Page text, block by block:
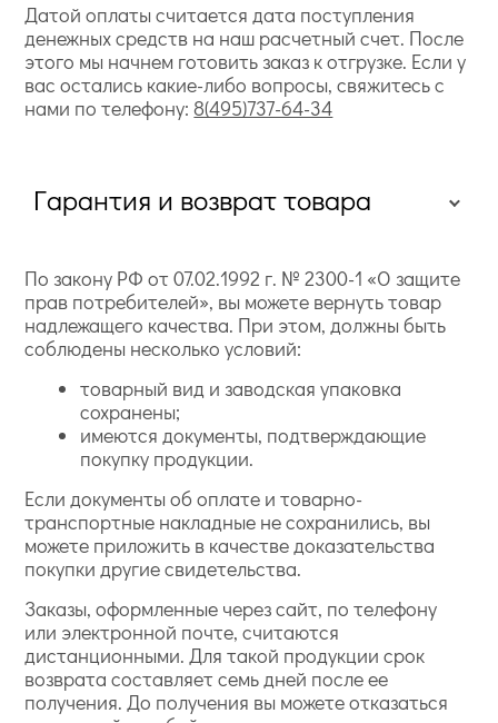
Датой оплаты считается дата поступления
денежных средств на наш расчетный счет. После
этого мы начнем готовить заказ к отгрузке. Если у
вас остались какие-либо вопросы, свяжитесь с
нами по телефону: 8(495)737-64-34
Гарантия и возврат товара
По закону РФ от 07.02.1992 г. № 2300-1 «О защите
прав потребителей», вы можете вернуть товар
надлежащего качества. При этом, должны быть
соблюдены несколько условий:
товарный вид и заводская упаковка
сохранены;
имеются документы, подтверждающие
покупку продукции.
Если документы об оплате и товарно-
транспортные накладные не сохранились, вы
можете приложить в качестве доказательства
покупки другие свидетельства.
Заказы, оформленные через сайт, по телефону
или электронной почте, считаются
дистанционными. Для такой продукции срок
возврата составляет семь дней после ее
получения. До получения вы можете отказаться